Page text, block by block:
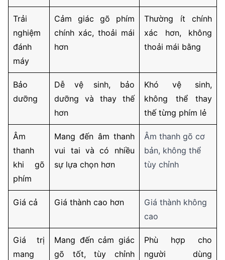
Trải
nghiệm
đánh
máy
Cảm giác gõ phím
chính xác, thoải mái
hơn
Thường ít chính
xác hơn, không
thoải mái bằng
Bảo
dưỡng
Dễ vệ sinh, bảo
dưỡng và thay thế
hơn
Khó vệ sinh,
không thể thay
thế từng phím lẻ
Âm
thanh
khi gõ
phím
Mang đến âm thanh
vui tai và có nhiều
sự lựa chọn hơn
Âm thanh gõ cơ
bản, không thể
tùy chỉnh
Giá cả Giá thành cao hơn
Giá thành không
cao
Giá trị
mang
Mang đến cảm giác
gõ tốt, tùy chỉnh
Phù hợp cho
người dùng